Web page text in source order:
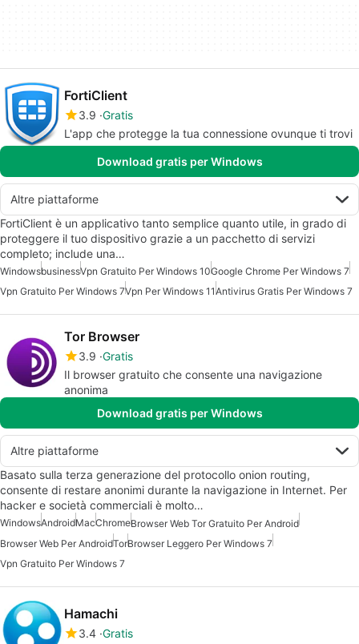
FortiClient
3.9 Gratis
L'app che protegge la tua connessione ovunque ti trovi
Download gratis per Windows
Altre piattaforme
FortiClient è un applicativo tanto semplice quanto utile, in grado di
proteggere il tuo dispositivo grazie a un pacchetto di servizi
completo; include una…
WindowsbusinessVpn Gratuito Per Windows 10Google Chrome Per Windows 7
Vpn Gratuito Per Windows 7Vpn Per Windows 11Antivirus Gratis Per Windows 7
Tor Browser
3.9 Gratis
Il browser gratuito che consente una navigazione
anonima
Download gratis per Windows
Altre piattaforme
Basato sulla terza generazione del protocollo onion routing,
consente di restare anonimi durante la navigazione in Internet. Per
hacker e società commerciali è molto…
WindowsAndroidMacChromeBrowser Web Tor Gratuito Per Android
Browser Web Per AndroidTorBrowser Leggero Per Windows 7
Vpn Gratuito Per Windows 7
Hamachi
3.4 Gratis